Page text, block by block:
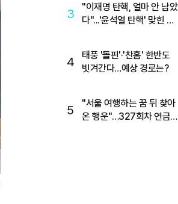
3
"이재명 탄핵, 얼마 안 남았
다"...'윤석열 탄핵' 맞힌 무
4
태풍 '돌핀'·'찬홈' 한반도
빗겨간다…예상 경로는?
5
"서울 여행하는 꿈 뒤 찾아
온 행운"…327회차 연금